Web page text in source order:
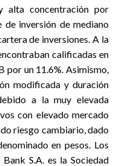
alta concentración por
inversión de mediano
de inversiones. A la
calificadas en
por un 11.6%. Asimismo,
modificada y duración
a la muy elevada
con elevado mercado
riesgo cambiario, dado
en pesos. Los
S.A. es la Sociedad